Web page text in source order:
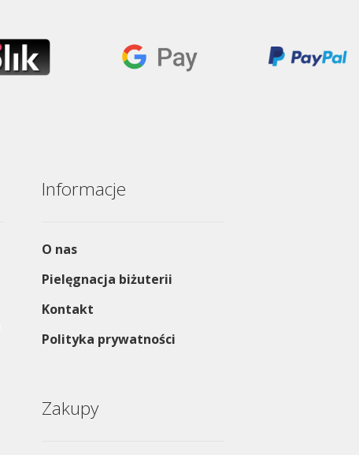
na
stronie
produktu
produktu
Informacje
O nas
Pielęgnacja biżuterii
Kontakt
Polityka prywatności
Zakupy